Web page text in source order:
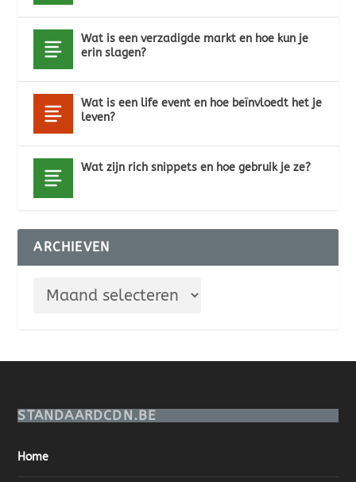
Wat is een verzadigde markt en hoe kun je
erin slagen?
Wat is een life event en hoe beïnvloedt het je
leven?
Wat zijn rich snippets en hoe gebruik je ze?
ARCHIEVEN
STANDAARDCDN.BE
Home